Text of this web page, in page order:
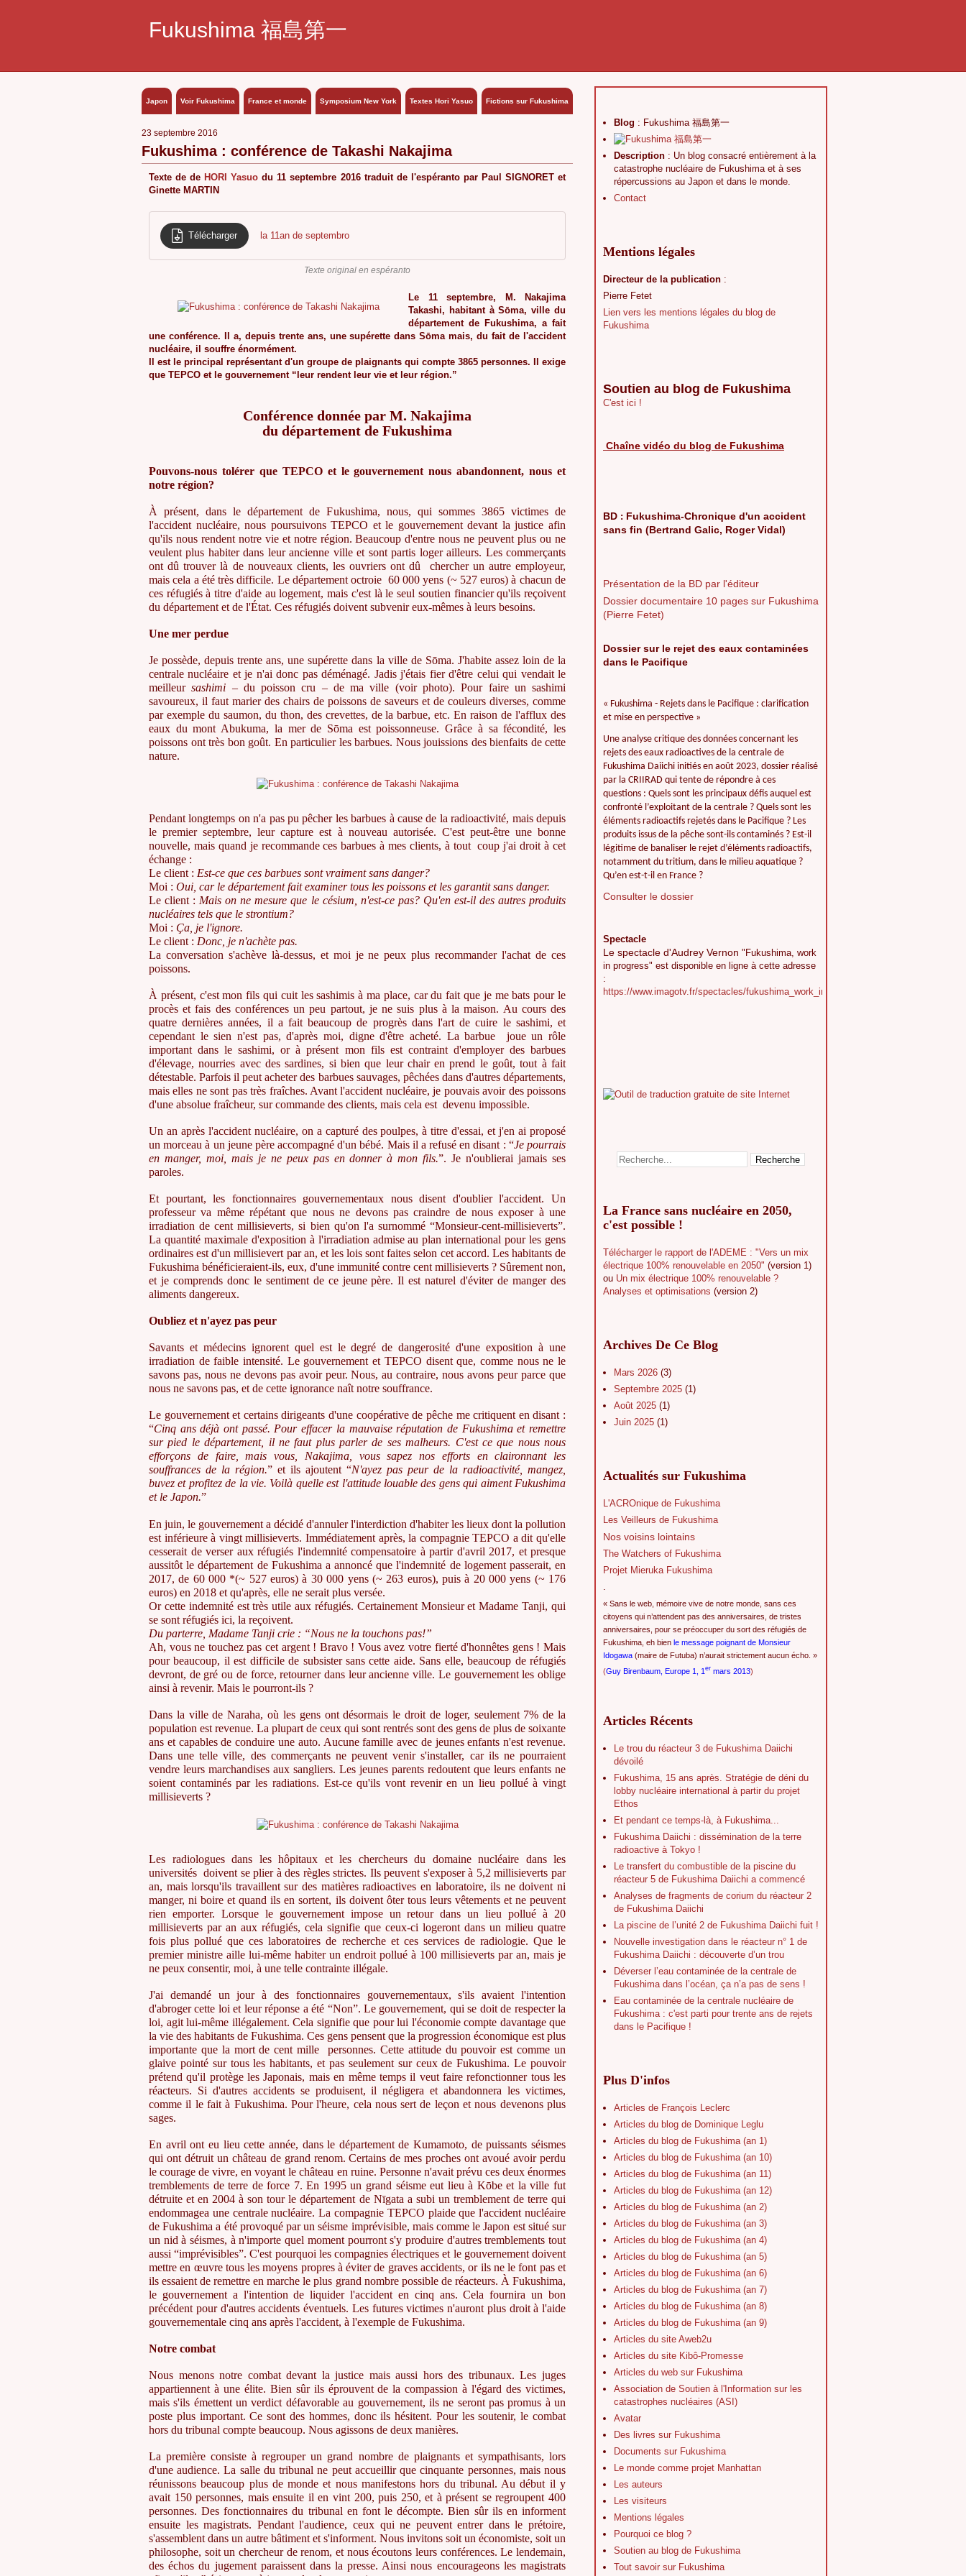
Fukushima 福島第一
Japon Voir Fukushima France et monde Symposium New York Textes Hori Yasuo Fictions sur Fukushima
23 septembre 2016
Fukushima : conférence de Takashi Nakajima
Texte de de HORI Yasuo du 11 septembre 2016 traduit de l'espéranto par Paul SIGNORET et
Ginette MARTIN
Télécharger la 11an de septembro
Texte original en espéranto
Le 11 septembre, M. Nakajima
Takashi, habitant à Sōma, ville du
département de Fukushima, a fait
une conférence. Il a, depuis trente ans, une supérette dans Sōma mais, du fait de l'accident
nucléaire, il souffre énormément.
Il est le principal représentant d'un groupe de plaignants qui compte 3865 personnes. Il exige
que TEPCO et le gouvernement “leur rendent leur vie et leur région.”
Conférence donnée par M. Nakajima
du département de Fukushima
Pouvons-nous tolérer que TEPCOet le gouvernement nous abandonnent, nous et
notre région?
À présent, dans le département de Fukushima, nous, qui sommes 3865 victimes de
l'accident nucléaire, nous poursuivons TEPCO et le gouvernement devant la justice afin
qu'ils nous rendent notre vie et notre région. Beaucoup d'entre nous ne peuvent plus ou ne
veulent plus habiter dans leur ancienne ville et sont partis loger ailleurs. Les commerçants
ont dû trouver là de nouveaux clients, les ouvriers ont dû chercher un autre employeur,
mais cela a été très difficile. Le département octroie 60 000 yens (~ 527 euros) à chacun de
ces réfugiés à titre d'aide au logement, mais c'est là le seul soutien financier qu'ils reçoivent
du département et de l'État. Ces réfugiés doivent subvenir eux-mêmes à leurs besoins.
Une mer perdue
Je possède, depuis trente ans, une supérette dans la ville de Sōma. J'habite assez loin de la
centrale nucléaire et je n'ai donc pas déménagé. Jadis j'étais fier d'être celui qui vendait le
meilleursashimi –du poisson cru –de ma ville (voir photo). Pour faire un sashimi
savoureux, il faut marier des chairs de poissons de saveurs et de couleurs diverses, comme
par exemple du saumon, du thon, des crevettes, de la barbue, etc. En raison de l'afflux des
eaux du mont Abukuma, la mer de Sōma est poissonneuse. Grâce à sa fécondité, les
poissons ont très bon goût. En particulier les barbues. Nous jouissions des bienfaits de cette
nature.
Pendant longtemps on n'a pas pu pêcher les barbues à cause de la radioactivité, mais depuis
le premier septembre, leur capture est à nouveau autorisée. C'est peut-être une bonne
nouvelle, mais quand je recommande ces barbues à mes clients, à tout coup j'ai droit à cet
échange :
Le client : Est-ce que ces barbues sont vraiment sans danger?
Moi : Oui, car le département fait examiner tous les poissons et les garantit sans danger.
Le client : Mais on ne mesure que le césium, n'est-ce pas? Qu'en est-il des autres produits
nucléaires tels que le strontium?
Moi : Ça, je l'ignore.
Le client : Donc, je n'achète pas.
La conversation s'achève là-dessus, et moi je ne peux plus recommander l'achat de ces
poissons.
À présent, c'est mon fils qui cuit les sashimis à ma place, car du fait que je me bats pour le
procès et fais des conférences un peu partout, je ne suis plus à la maison. Au cours des
quatre dernières années, il a fait beaucoup de progrès dans l'art de cuire le sashimi, et
cependant le sien n'est pas, d'après moi, digne d'être acheté. La barbue joue un rôle
important dans le sashimi, or à présent mon fils est contraint d'employer des barbues
d'élevage, nourries avec des sardines, si bien que leur chair en prend le goût, tout à fait
détestable. Parfois il peut acheter des barbues sauvages, pêchées dans d'autres départements,
mais elles ne sont pas très fraîches. Avant l'accident nucléaire, je pouvais avoir des poissons
d'une absolue fraîcheur, sur commande des clients, mais cela est devenu impossible.
Un an après l'accident nucléaire, on a capturé des poulpes, à titre d'essai, et j'en ai proposé
un morceau à un jeune père accompagné d'un bébé. Mais il a refusé en disant : “Je pourrais
en manger, moi, mais je ne peux pas en donner à mon fils.”. Je n'oublierai jamais ses
paroles.
Et pourtant, les fonctionnaires gouvernementaux nous disent d'oublier l'accident. Un
professeur va même répétant que nous ne devons pas craindre de nous exposer à une
irradiation de cent millisieverts, si bien qu'on l'a surnommé “Monsieur-cent-millisieverts”.
La quantité maximale d'exposition à l'irradiation admise au plan international pour les gens
ordinaires est d'un millisievert par an, et les lois sont faites selon cet accord. Les habitants de
Fukushima bénéficieraient-ils, eux, d'une immunité contre cent millisieverts ? Sûrement non,
et je comprends donc le sentiment de ce jeune père. Il est naturel d'éviter de manger des
aliments dangereux.
Oubliez et n'ayez pas peur
Savants et médecins ignorent quel est le degré de dangerosité d'une exposition à une
irradiation de faible intensité. Le gouvernement et TEPCO disent que, comme nous ne le
savons pas, nous ne devons pas avoir peur. Nous, au contraire, nous avons peur parce que
nous ne savons pas, et de cette ignorance naît notre souffrance.
Le gouvernement et certains dirigeants d'une coopérative de pêche me critiquent en disant :
“Cinq ans déjà ont passé. Pour effacer la mauvaise réputation de Fukushima et remettre
sur pied le département, il ne faut plus parler de ses malheurs. C'est ce que nous nous
efforçons de faire, mais vous, Nakajima, vous sapez nos efforts en claironnant les
souffrances de la région.” et ils ajoutent “N'ayez pas peur de la radioactivité, mangez,
buvez et profitez de la vie. Voilà quelle est l'attitude louable des gens qui aiment Fukushima
et le Japon.”
En juin, le gouvernement a décidé d'annuler l'interdiction d'habiter les lieux dont la pollution
est inférieure à vingt millisieverts. Immédiatement après, la compagnie TEPCO a dit qu'elle
cesserait de verser aux réfugiés l'indemnité compensatoire à partir d'avril 2017, et presque
aussitôt le département de Fukushima a annoncé que l'indemnité de logement passerait, en
2017, de 60 000 *(~ 527 euros) à 30 000 yens (~ 263 euros), puis à 20 000 yens (~ 176
euros) en 2018 et qu'après, elle ne serait plus versée.
Or cette indemnité est très utile aux réfugiés. Certainement Monsieur et Madame Tanji, qui
se sont réfugiés ici, la reçoivent.
Du parterre, Madame Tanji crie : “Nous ne la touchons pas!”
Ah, vous ne touchez pas cet argent ! Bravo ! Vous avez votre fierté d'honnêtes gens ! Mais
pour beaucoup, il est difficile de subsister sans cette aide. Sans elle, beaucoup de réfugiés
devront, de gré ou de force, retourner dans leur ancienne ville. Le gouvernement les oblige
ainsi à revenir. Mais le pourront-ils ?
Dans la ville de Naraha, où les gens ont désormais le droit de loger, seulement 7% de la
population est revenue. La plupart de ceux qui sont rentrés sont des gens de plus de soixante
ans et capables de conduire une auto. Aucune famille avec de jeunes enfants n'est revenue.
Dans une telle ville, des commerçants ne peuvent venir s'installer, car ils ne pourraient
vendre leurs marchandises aux sangliers. Les jeunes parents redoutent que leurs enfants ne
soient contaminés par les radiations. Est-ce qu'ils vont revenir en un lieu pollué à vingt
millisieverts ?
Les radiologues dans les hôpitaux et les chercheurs du domaine nucléaire dans les
universités doivent se plier à des règles strictes. Ils peuvent s'exposer à 5,2 millisieverts par
an, mais lorsqu'ils travaillent sur des matières radioactives en laboratoire, ils ne doivent ni
manger, ni boire et quand ils en sortent, ils doivent ôter tous leurs vêtements et ne peuvent
rien emporter. Lorsque le gouvernement impose un retour dans un lieu pollué à 20
millisieverts par an aux réfugiés, cela signifie que ceux-ci logeront dans un milieu quatre
fois plus pollué que ces laboratoires de recherche et ces services de radiologie. Que le
premier ministre aille lui-même habiter un endroit pollué à 100 millisieverts par an, mais je
ne peux consentir, moi, à une telle contrainte illégale.
J'ai demandé un jour à des fonctionnaires gouvernementaux, s'ils avaient l'intention
d'abroger cette loi et leur réponse a été “Non”. Le gouvernement, qui se doit de respecter la
loi, agit lui-même illégalement. Cela signifie que pour lui l'économie compte davantage que
la vie des habitants de Fukushima. Ces gens pensent que la progression économique est plus
importante que la mort de cent mille personnes. Cette attitude du pouvoir est comme un
glaive pointé sur tous les habitants, et pas seulement sur ceux de Fukushima. Le pouvoir
prétend qu'il protège les Japonais, mais en même temps il veut faire refonctionner tous les
réacteurs. Si d'autres accidents se produisent, il négligera et abandonnera les victimes,
comme il le fait à Fukushima. Pour l'heure, cela nous sert de leçon et nous devenons plus
sages.
En avril ont eu lieu cette année, dans le département de Kumamoto, de puissants séismes
qui ont détruit un château de grand renom. Certains de mes proches ont avoué avoir perdu
le courage de vivre, en voyant le château en ruine. Personne n'avait prévu ces deux énormes
tremblements de terre de force 7. En 1995 un grand séisme eut lieu à Kōbe et la ville fut
détruite et en 2004 à son tour le département de Nīgata a subi un tremblement de terre qui
endommagea une centrale nucléaire. La compagnie TEPCO plaide que l'accident nucléaire
de Fukushima a été provoqué par un séisme imprévisible, mais comme le Japon est situé sur
un nid à séismes, à n'importe quel moment pourront s'y produire d'autres tremblements tout
aussi “imprévisibles”. C'est pourquoi les compagnies électriques et le gouvernement doivent
mettre en œuvre tous les moyens propres à éviter de graves accidents, or ils ne le font pas et
ils essaient de remettre en marche le plus grand nombre possible de réacteurs. À Fukushima,
le gouvernement a l'intention de liquider l'accident en cinq ans. Cela fournira un bon
précédent pour d'autres accidents éventuels. Les futures victimes n'auront plus droit à l'aide
gouvernementale cinq ans après l'accident, à l'exemple de Fukushima.
Notre combat
Nous menons notre combat devant la justice mais aussi hors des tribunaux. Les juges
appartiennent à une élite. Bien sûr ils éprouvent de la compassion à l'égard des victimes,
mais s'ils émettent un verdict défavorable au gouvernement, ils ne seront pas promus à un
poste plus important. Ce sont des hommes, donc ils hésitent. Pour les soutenir, le combat
hors du tribunal compte beaucoup. Nous agissons de deux manières.
La première consiste à regrouper un grand nombre de plaignants et sympathisants, lors
d'une audience. La salle du tribunal ne peut accueillir que cinquante personnes, mais nous
réunissons beaucoup plus de monde et nous manifestons hors du tribunal. Au début il y
avait 150 personnes, mais ensuite il en vint 200, puis 250, et à présent se regroupent 400
personnes. Des fonctionnaires du tribunal en font le décompte. Bien sûr ils en informent
ensuite les magistrats. Pendant l'audience, ceux qui ne peuvent entrer dans le prétoire,
s'assemblent dans un autre bâtiment et s'informent. Nous invitons soit un économiste, soit un
philosophe, soit un chercheur de renom, et nous écoutons leurs conférences. Le lendemain,
des échos du jugement paraissent dans la presse. Ainsi nous encourageons les magistrats
Blog : Fukushima 福島第一
Description : Un blog consacré entièrement à la
catastrophe nucléaire de Fukushima et à ses
répercussions au Japon et dans le monde.
Contact
Mentions légales
Directeur de la publication :
Pierre Fetet
Lien vers les mentions légales du blog de
Fukushima
Soutien au blog de Fukushima
C'est ici !
Chaîne vidéo du blog de Fukushima
BD : Fukushima-Chronique d'un accident
sans fin (Bertrand Galic, Roger Vidal)
Présentation de la BD par l'éditeur
Dossier documentaire 10 pages sur Fukushima
(Pierre Fetet)
Dossier sur le rejet des eaux contaminées
dans le Pacifique
« Fukushima - Rejets dans le Pacifique : clarification
et mise en perspective »
Une analyse critique des données concernant les
rejets des eaux radioactives de la centrale de
Fukushima Daiichi initiés en août 2023, dossier réalisé
par la CRIIRAD qui tente de répondre à ces
questions : Quels sont les principaux défis auquel est
confronté l’exploitant de la centrale ? Quels sont les
éléments radioactifs rejetés dans le Pacifique ? Les
produits issus de la pêche sont-ils contaminés ? Est-il
légitime de banaliser le rejet d’éléments radioactifs,
notamment du tritium, dans le milieu aquatique ?
Qu’en est-t-il en France ?
Consulter le dossier
Spectacle
Le spectacle d'Audrey Vernon "Fukushima, work
in progress" est disponible en ligne à cette adresse
:
https://www.imagotv.fr/spectacles/fukushima_work_in_progress
La France sans nucléaire en 2050,
c'est possible !
Télécharger le rapport de l'ADEME : "Vers un mix
électrique 100% renouvelable en 2050" (version 1)
ou Un mix électrique 100% renouvelable ?
Analyses et optimisations (version 2)
Archives De Ce Blog
Mars 2026 (3)
Septembre 2025 (1)
Août 2025 (1)
Juin 2025 (1)
Actualités sur Fukushima
L'ACROnique de Fukushima
Les Veilleurs de Fukushima
Nos voisins lointains
The Watchers of Fukushima
Projet Mieruka Fukushima
.
« Sans le web, mémoire vive de notre monde, sans ces
citoyens qui n’attendent pas des anniversaires, de tristes
anniversaires, pour se préoccuper du sort des réfugiés de
Fukushima, eh bien le message poignant de Monsieur
Idogawa (maire de Futuba) n’aurait strictement aucun écho. »
(Guy Birenbaum, Europe 1, 1 er mars 2013)
Articles Récents
Le trou du réacteur 3 de Fukushima Daiichi
dévoilé
Fukushima, 15 ans après. Stratégie de déni du
lobby nucléaire international à partir du projet
Ethos
Et pendant ce temps-là, à Fukushima...
Fukushima Daiichi : dissémination de la terre
radioactive à Tokyo !
Le transfert du combustible de la piscine du
réacteur 5 de Fukushima Daiichi a commencé
Analyses de fragments de corium du réacteur 2
de Fukushima Daiichi
La piscine de l’unité 2 de Fukushima Daiichi fuit !
Nouvelle investigation dans le réacteur n° 1 de
Fukushima Daiichi : découverte d’un trou
Déverser l’eau contaminée de la centrale de
Fukushima dans l’océan, ça n’a pas de sens !
Eau contaminée de la centrale nucléaire de
Fukushima : c'est parti pour trente ans de rejets
dans le Pacifique !
Plus D'infos
Articles de François Leclerc
Articles du blog de Dominique Leglu
Articles du blog de Fukushima (an 1)
Articles du blog de Fukushima (an 10)
Articles du blog de Fukushima (an 11)
Articles du blog de Fukushima (an 12)
Articles du blog de Fukushima (an 2)
Articles du blog de Fukushima (an 3)
Articles du blog de Fukushima (an 4)
Articles du blog de Fukushima (an 5)
Articles du blog de Fukushima (an 6)
Articles du blog de Fukushima (an 7)
Articles du blog de Fukushima (an 8)
Articles du blog de Fukushima (an 9)
Articles du site Aweb2u
Articles du site Kibô-Promesse
Articles du web sur Fukushima
Association de Soutien à l'Information sur les
catastrophes nucléaires (ASI)
Avatar
Des livres sur Fukushima
Documents sur Fukushima
Le monde comme projet Manhattan
Les auteurs
Les visiteurs
Mentions légales
Pourquoi ce blog ?
Soutien au blog de Fukushima
Tout savoir sur Fukushima